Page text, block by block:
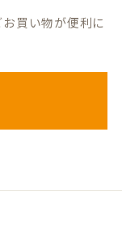
買い物が便利に